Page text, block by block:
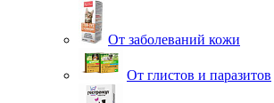
От заболеваний кожи
От глистов и паразитов